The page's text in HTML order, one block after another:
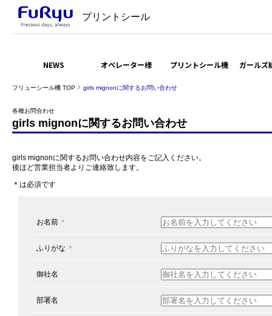
プリントシール
NEWS オペレーター様 プリントシール機 ガールズ
フリューシール機 TOP girls mignonに関するお問い合わせ
各種お問合わせ
girls mignonに関するお問い合わせ
girls mignonに関するお問い合わせ内容をご記入ください。
後ほど営業担当者よりご連絡致します。
＊は必須です
お名前 ＊
ふりがな ＊
御社名
部署名